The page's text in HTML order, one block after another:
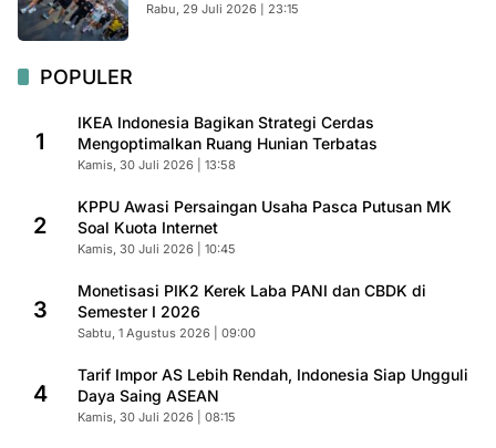
Rabu, 29 Juli 2026 | 23:15
POPULER
1
IKEA Indonesia Bagikan Strategi Cerdas
Mengoptimalkan Ruang Hunian Terbatas
Kamis, 30 Juli 2026 | 13:58
2
KPPU Awasi Persaingan Usaha Pasca Putusan MK
Soal Kuota Internet
Kamis, 30 Juli 2026 | 10:45
3
Monetisasi PIK2 Kerek Laba PANI dan CBDK di
Semester I 2026
Sabtu, 1 Agustus 2026 | 09:00
4
Tarif Impor AS Lebih Rendah, Indonesia Siap Ungguli
Daya Saing ASEAN
Kamis, 30 Juli 2026 | 08:15